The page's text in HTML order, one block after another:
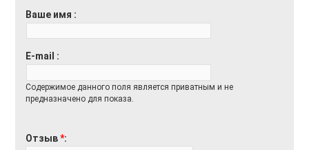
Ваше имя
E-mail
Содержимое данного поля является приватным и не
предназначено для показа.
Отзыв*